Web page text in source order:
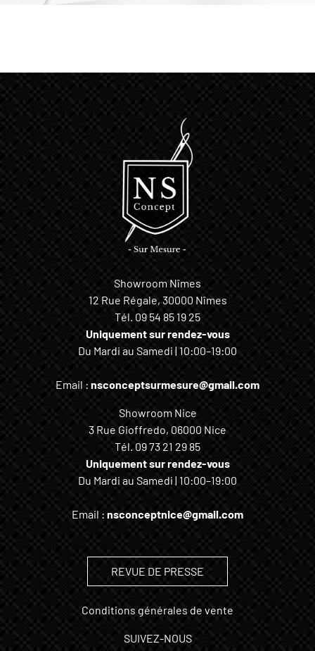
Showroom Nîmes
12 Rue Régale, 30000 Nîmes
Tél. 09 54 85 19 25
Uniquement sur rendez-vous
Du Mardi au Samedi | 10:00–19:00
Email : nsconceptsurmesure@gmail.com
Showroom Nice
3 Rue Gioffredo, 06000 Nice
Tél. 09 73 21 29 85
Uniquement sur rendez-vous
Du Mardi au Samedi | 10:00–19:00
Email : nsconceptnice@gmail.com
REVUE DE PRESSE
Conditions générales de vente
SUIVEZ-NOUS